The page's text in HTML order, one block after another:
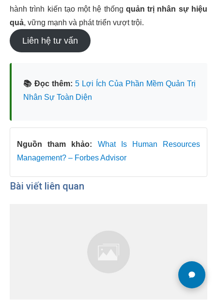
hành trình kiến tạo một hệ thống quản trị nhân sự hiệu
quả, vững mạnh và phát triển vượt trội.
Liên hệ tư vấn
📚 Đọc thêm: 5 Lợi Ích Của Phần Mềm Quản Trị
Nhân Sự Toàn Diện
Nguồn tham khảo:
What Is Human Resources
Management? – Forbes Advisor
Bài viết liên quan